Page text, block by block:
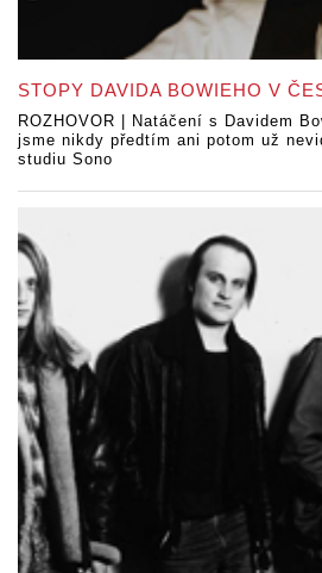
STOPY DAVIDA BOWIEHO V
ROZHOVOR | Natáčení s Davidem
jsme nikdy předtím ani potom už
studiu Sono